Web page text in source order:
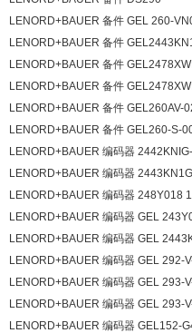
LENORD+BAUER 备件 GEL 260-
LENORD+BAUER 备件
LENORD+BAUER 备件
LENORD+BAUER 备件
LENORD+BAUER 备件
LENORD+BAUER 备件 GEL260-S-
LENORD+BAUER 编码器
LENORD+BAUER 编码器
LENORD+BAUER 编码器 248Y018
LENORD+BAUER 编码器 GEL
LENORD+BAUER 编码器 GEL
LENORD+BAUER 编码器 GEL 292-
LENORD+BAUER 编码器 GEL 293-
LENORD+BAUER 编码器 GEL 293-
LENORD+BAUER 编码器 GEL152-